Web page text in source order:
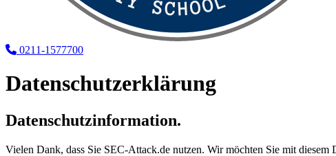
0211-1577700
Datenschutzerklärung
Datenschutzinformation.
Vielen Dank, dass Sie SEC-Attack.de nutzen. Wir möchten Sie mit